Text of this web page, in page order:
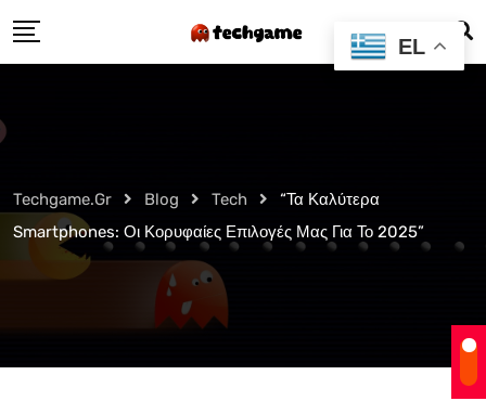
to
Techgame.gr Blog Tech
“Τα Καλύτερα
Smartphones: Οι Κορυφαίες Επιλογές Μας Για Το 2025”
EL